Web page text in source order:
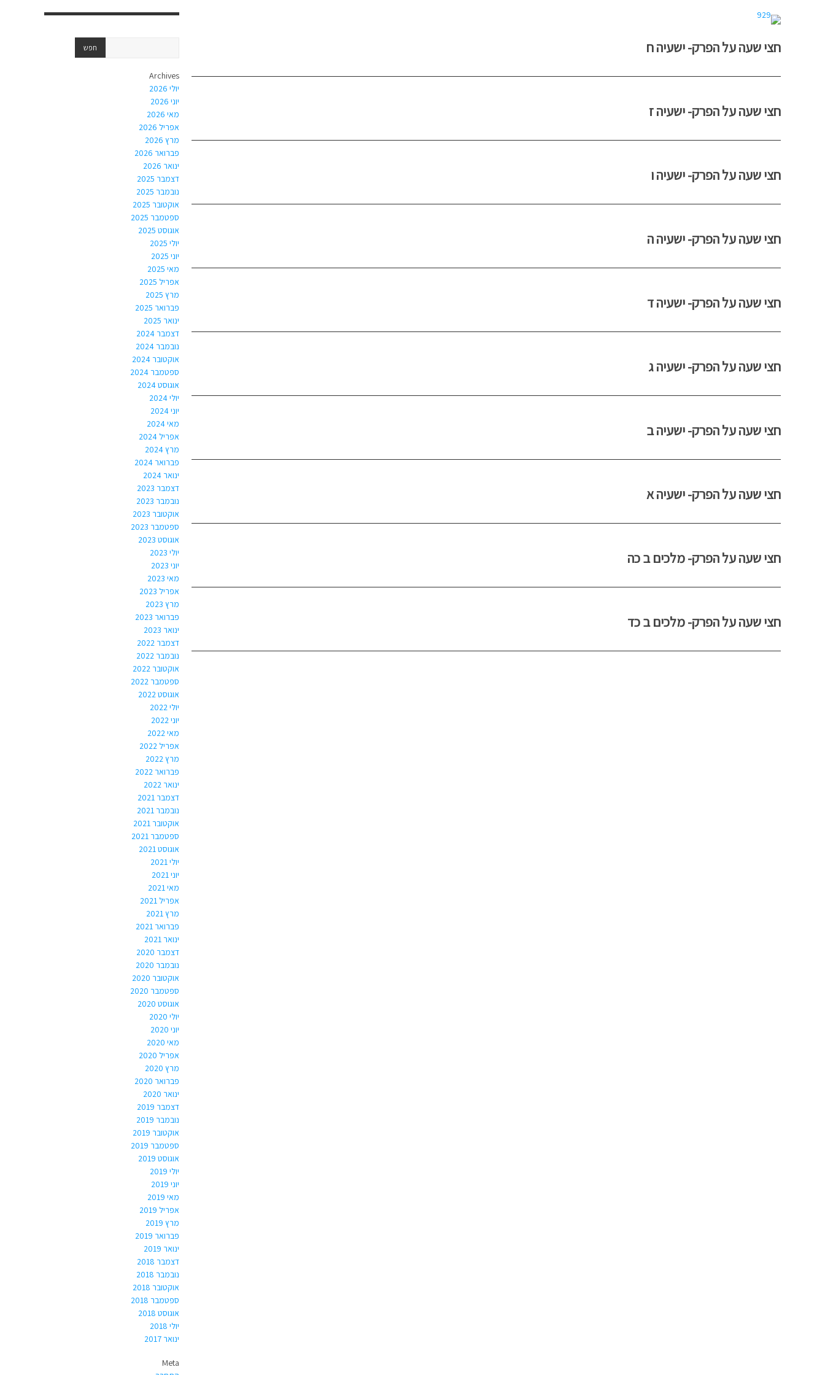
חצי שעה על הפרק- ישעיה ח
חצי שעה על הפרק- ישעיה ז
חצי שעה על הפרק- ישעיה ו
חצי שעה על הפרק- ישעיה ה
חצי שעה על הפרק- ישעיה ד
חצי שעה על הפרק- ישעיה ג
חצי שעה על הפרק- ישעיה ב
חצי שעה על הפרק- ישעיה א
חצי שעה על הפרק- מלכים ב כה
חצי שעה על הפרק- מלכים ב כד
Archives
יולי 2026
יוני 2026
מאי 2026
אפריל 2026
מרץ 2026
פברואר 2026
ינואר 2026
דצמבר 2025
נובמבר 2025
אוקטובר 2025
ספטמבר 2025
אוגוסט 2025
יולי 2025
יוני 2025
מאי 2025
אפריל 2025
מרץ 2025
פברואר 2025
ינואר 2025
דצמבר 2024
נובמבר 2024
אוקטובר 2024
ספטמבר 2024
אוגוסט 2024
יולי 2024
יוני 2024
מאי 2024
אפריל 2024
מרץ 2024
פברואר 2024
ינואר 2024
דצמבר 2023
נובמבר 2023
אוקטובר 2023
ספטמבר 2023
אוגוסט 2023
יולי 2023
יוני 2023
מאי 2023
אפריל 2023
מרץ 2023
פברואר 2023
ינואר 2023
דצמבר 2022
נובמבר 2022
אוקטובר 2022
ספטמבר 2022
אוגוסט 2022
יולי 2022
יוני 2022
מאי 2022
אפריל 2022
מרץ 2022
פברואר 2022
ינואר 2022
דצמבר 2021
נובמבר 2021
אוקטובר 2021
ספטמבר 2021
אוגוסט 2021
יולי 2021
יוני 2021
מאי 2021
אפריל 2021
מרץ 2021
פברואר 2021
ינואר 2021
דצמבר 2020
נובמבר 2020
אוקטובר 2020
ספטמבר 2020
אוגוסט 2020
יולי 2020
יוני 2020
מאי 2020
אפריל 2020
מרץ 2020
פברואר 2020
ינואר 2020
דצמבר 2019
נובמבר 2019
אוקטובר 2019
ספטמבר 2019
אוגוסט 2019
יולי 2019
יוני 2019
מאי 2019
אפריל 2019
מרץ 2019
פברואר 2019
ינואר 2019
דצמבר 2018
נובמבר 2018
אוקטובר 2018
ספטמבר 2018
אוגוסט 2018
יולי 2018
ינואר 2017
Meta